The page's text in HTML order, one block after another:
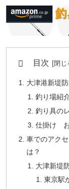
目次
大津港新堤
釣り場紹
釣り具の
仕掛け
車でのアク
は？
大津新堤
東京駅